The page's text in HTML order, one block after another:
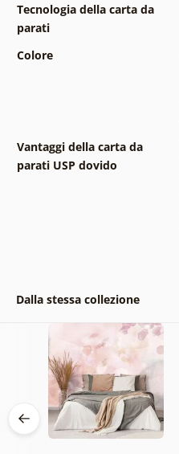
Tecnologia della carta da
parati
Colore
Vantaggi della carta da
parati USP dovido
Dalla stessa collezione